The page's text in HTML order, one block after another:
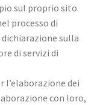
sul proprio sito
processo di
sulla
di servizi di
l’elaborazione dei
con loro,